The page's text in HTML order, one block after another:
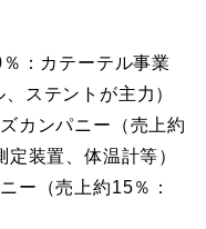
：カテーテル事業
ステントが主力）
カンパニー（売上約
装置、体温計等）
ー（売上約15％：